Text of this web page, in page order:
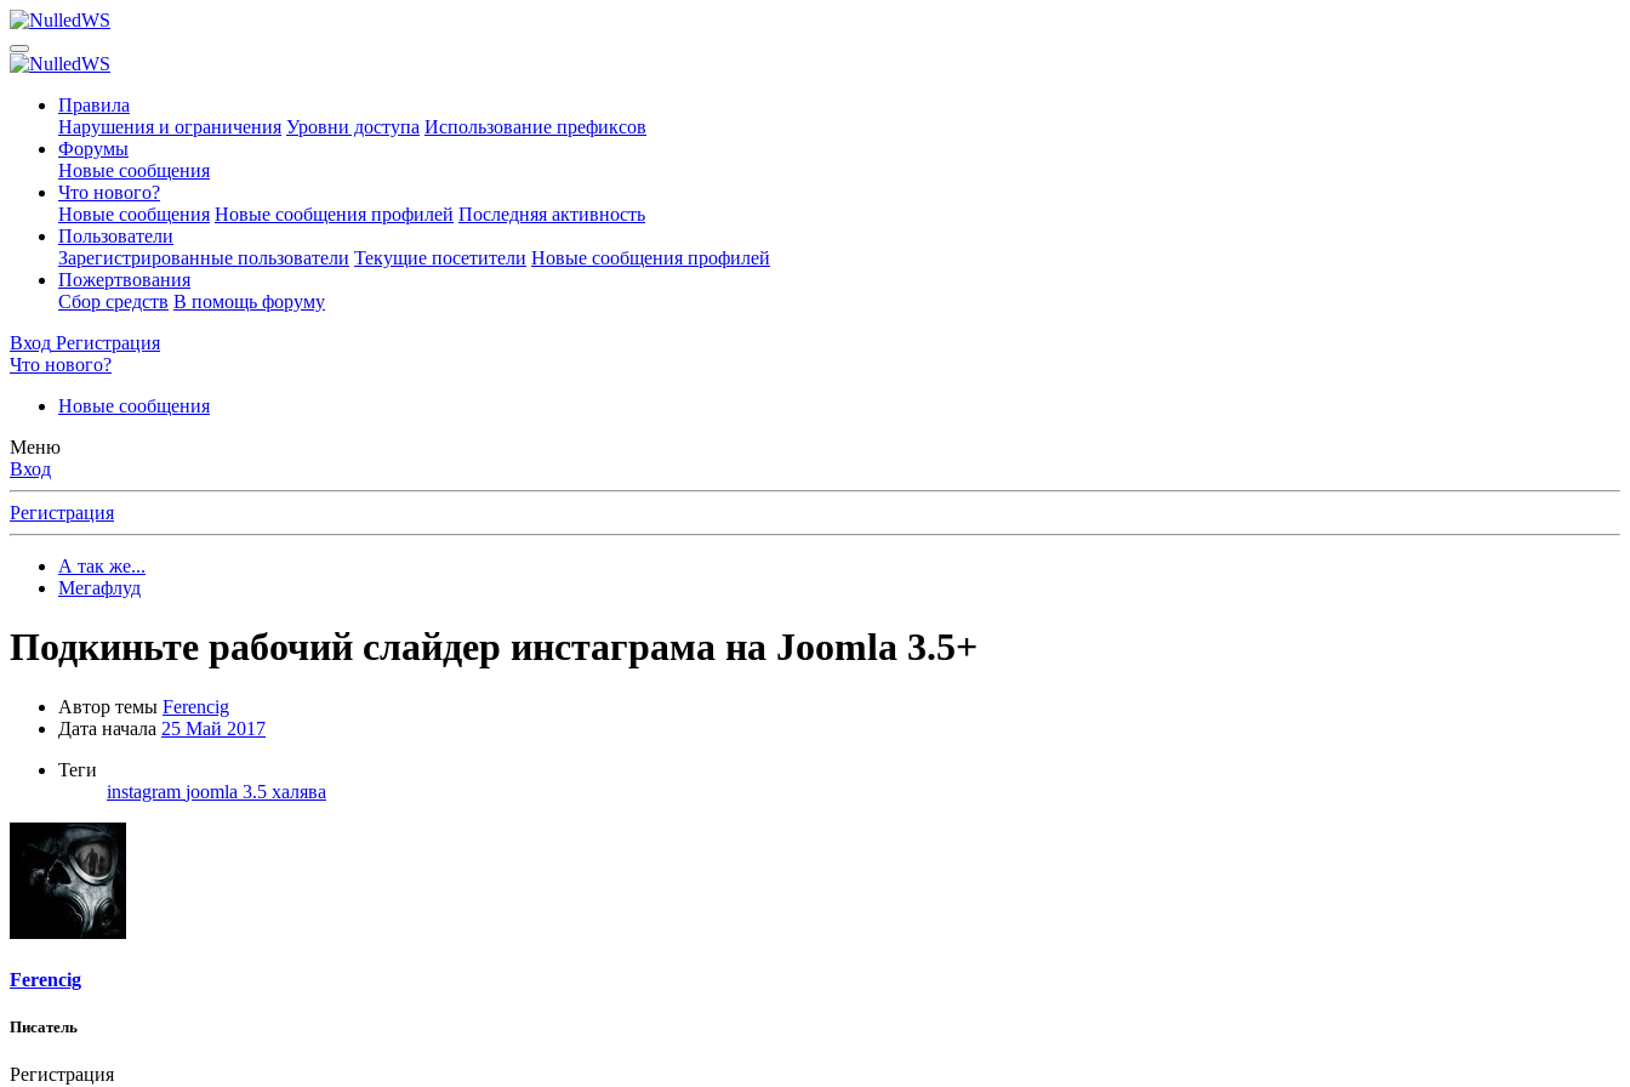
Правила
Нарушения и ограничения Уровни доступа Использование префиксов
Форумы
Новые сообщения
Что нового?
Новые сообщения Новые сообщения профилей Последняя активность
Пользователи
Зарегистрированные пользователи Текущие посетители Новые сообщения профилей
Пожертвования
Сбор средств В помощь форуму
Вход Регистрация
Что нового?
Новые сообщения
Меню
Вход
Регистрация
А так же...
Мегафлуд
Подкиньте рабочий слайдер инстаграма на Joomla 3.5+
Автор темы Ferencig
Дата начала 25 Май 2017
Теги
instagram joomla 3.5 халява
Ferencig
Писатель
Регистрация